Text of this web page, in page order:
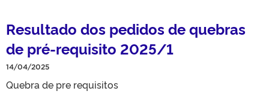
Resultado dos pedidos de quebras
de pré-requisito 2025/1
14/04/2025
Quebra de pre requisitos